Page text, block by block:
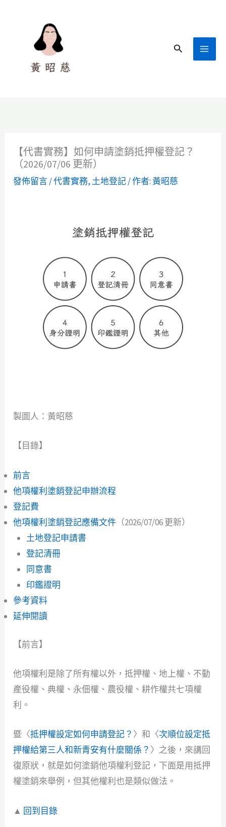
搜
【代書實務】如何申請塗銷抵押權登記？
（2026/07/06 更新）
發佈留言/代書實務, 土地登記/ 作者:黃昭慈
製圖人：黃昭慈
【目錄】
前言
他項權利塗銷登記申辦流程
登記費
他項權利塗銷登記應備文件 （2026/07/06 更新）
土地登記申請書
登記清冊
同意書
印鑑證明
參考資料
延伸閱讀
【前言】
他項權利是除了所有權以外，抵押權、地上權、不動
產役權、典權、永佃權、農役權、耕作權共七項權
利。
暨〈抵押權設定如何申請登記？ 〉和〈次順位設定抵
押權給第三人和新青安有什麼關係？ 〉之後，來講回
復原狀，就是如何塗銷他項權利登記，下面是用抵押
權塗銷來舉例，但其他權利也是類似做法。
▲ 回到目錄